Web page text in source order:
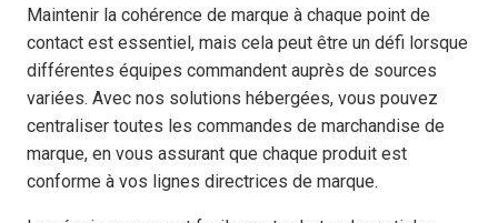
Maintenir la cohérence de marque à chaque point de
contact est essentiel, mais cela peut être un défi lorsque
différentes équipes commandent auprès de sources
variées. Avec nos solutions hébergées, vous pouvez
centraliser toutes les commandes de marchandise de
marque, en vous assurant que chaque produit est
conforme à vos lignes directrices de marque.